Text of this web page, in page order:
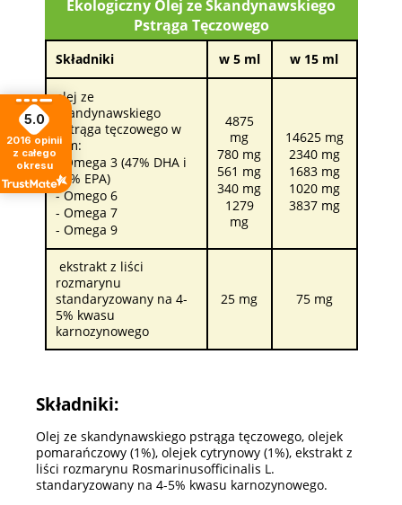
Ekologiczny Olej ze Skandynawskiego
Pstrąga Tęczowego
Składniki w 5 ml w 15 ml
olej ze
skandynawskiego
pstrąga tęczowego w
tym:
- Omega 3 (47% DHA i
19% EPA)
- Omego 6
- Omega 7
- Omega 9
4875
mg
780 mg
561 mg
340 mg
1279
mg
14625 mg
2340 mg
1683 mg
1020 mg
3837 mg
ekstrakt z liści
rozmarynu
standaryzowany na 4-
5% kwasu
karnozynowego
25 mg 75 mg
Składniki:
Olej ze skandynawskiego pstrąga tęczowego, olejek
pomarańczowy (1%), olejek cytrynowy (1%), ekstrakt z
liści rozmarynu Rosmarinusofficinalis L.
standaryzowany na 4-5% kwasu karnozynowego.
5.0
2016 opinii
z całego
okresu